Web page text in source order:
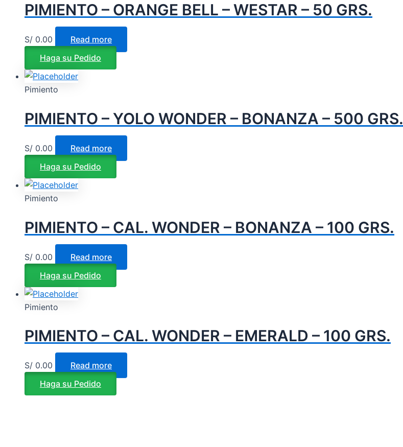
PIMIENTO – ORANGE BELL – WESTAR – 50 GRS.
S/ 0.00
Read more
Haga su Pedido
Pimiento
PIMIENTO – YOLO WONDER – BONANZA – 500 GRS.
S/ 0.00
Read more
Haga su Pedido
Pimiento
PIMIENTO – CAL. WONDER – BONANZA – 100 GRS.
S/ 0.00
Read more
Haga su Pedido
Pimiento
PIMIENTO – CAL. WONDER – EMERALD – 100 GRS.
S/ 0.00
Read more
Haga su Pedido